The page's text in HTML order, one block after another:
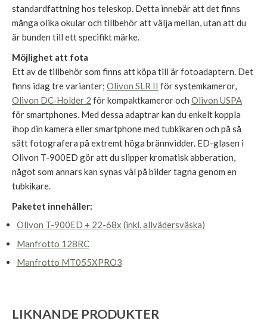
standardfattning hos teleskop. Detta innebär att det finns
många olika okular och tillbehör att välja mellan, utan att du
är bunden till ett specifikt märke.
Möjlighet att fota
Ett av de tillbehör som finns att köpa till är fotoadaptern. Det
finns idag tre varianter; Olivon SLR II för systemkameror,
Olivon DC-Holder 2 för kompaktkameror och Olivon USPA
för smartphones. Med dessa adaptrar kan du enkelt koppla
ihop din kamera eller smartphone med tubkikaren och på så
sätt fotografera på extremt höga brännvidder. ED-glasen i
Olivon T-900ED gör att du slipper kromatisk abberation,
något som annars kan synas väl på bilder tagna genom en
tubkikare.
Paketet innehåller:
Olivon T-900ED + 22-68x (inkl. allvädersväska)
Manfrotto 128RC
Manfrotto MT055XPRO3
LIKNANDE PRODUKTER